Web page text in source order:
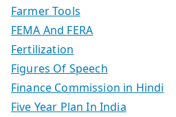
Farmer Tools
FEMA And FERA
Fertilization
Figures Of Speech
Finance Commission in Hindi
Five Year Plan In India